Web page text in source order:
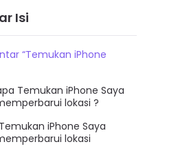
Isi
“Temukan iPhone
Temukan iPhone Saya
lokasi ?
iPhone Saya
lokasi